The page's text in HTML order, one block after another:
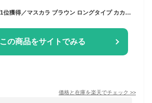
＼楽天ランキング1位獲得／マスカラ ブラウン ロングタイプ カカオラッシュ CACAOLASH フィルムタイプ 速乾 お湯で落ちる ヒト幹細胞培養液配合 日本製 MASHEL (単品)ブラウンマスカラ
この商品をサイトでみる
価格と在庫を楽天でチェック >>